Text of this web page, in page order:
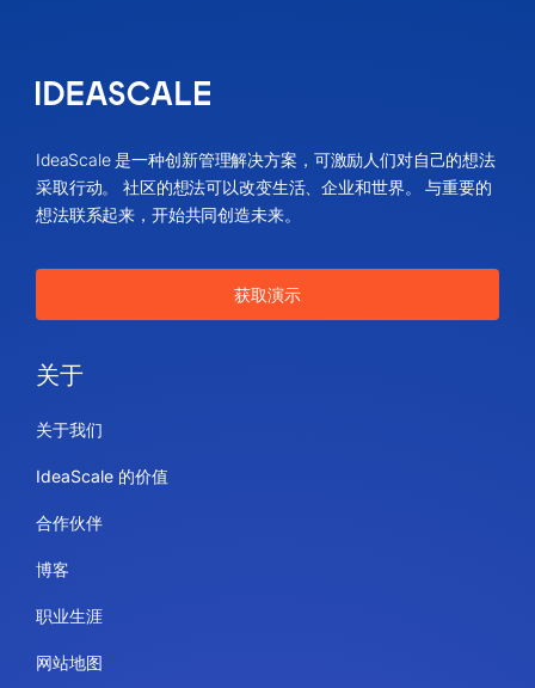
IdeaScale 是一种创新管理解决方案，可激励人们对自己的想法
采取行动。 社区的想法可以改变生活、企业和世界。 与重要的
想法联系起来，开始共同创造未来。
获取演示
关于
关于我们
IdeaScale 的价值
合作伙伴
博客
职业生涯
网站地图